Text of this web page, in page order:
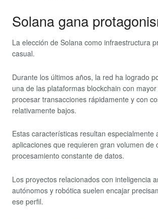
Solana gana
La elección de Solana como infraestructura
casual.
Durante los últimos años, la red ha logrado
una de las plataformas blockchain con
procesar transacciones rápidamente y con
relativamente bajos.
Estas características resultan especialmente
aplicaciones que requieren gran volumen de
procesamiento constante de datos.
Los proyectos relacionados con inteligencia
autónomos y robótica suelen encajar
ese perfil.